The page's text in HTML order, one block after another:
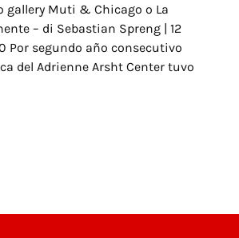
gallery Muti & Chicago o La
– di Sebastian Spreng | 12
Por segundo año consecutivo
del Adrienne Arsht Center tuvo